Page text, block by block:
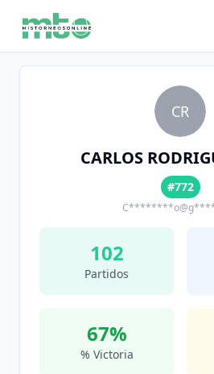
CR
CARLOS
#772
102
Partidos
67%
% Victoria